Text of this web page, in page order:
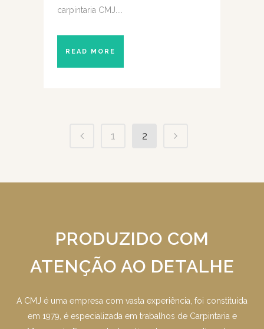
carpintaria CMJ....
READ MORE
1 2
PRODUZIDO COM
ATENÇÃO AO DETALHE
A CMJ é uma empresa com vasta experiência, foi constituida
em 1979, é especializada em trabalhos de Carpintaria e